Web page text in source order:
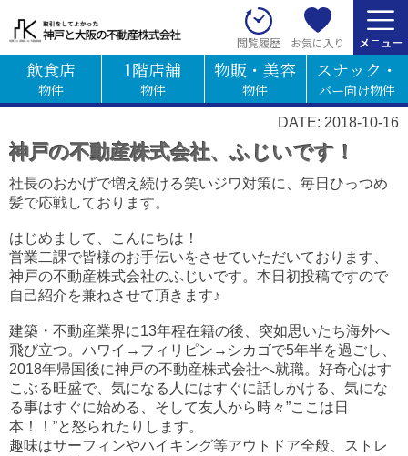
閲覧履歴 お気に入り
飲食店
物件
1階店舗
物件
物販・美容
物件
スナック・
バー向け物件
DATE: 2018-10-16
神戸の不動産株式会社、ふじいです！
社長のおかげで増え続ける笑いジワ対策に、毎日ひっつめ
髪で応戦しております。
はじめまして、こんにちは！
営業二課で皆様のお手伝いをさせていただいております、
神戸の不動産株式会社のふじいです。本日 初投稿ですので
自己紹介を兼ねさせて頂きます♪
建築・不動産業界に13年程在籍の後、突如思いたち海外へ
飛び立つ。 ハワイ→フィリピン→シカゴで5年半を過ごし、
2018年帰国後に神戸の不動産株式会社へ就職。 好奇心はす
こぶる旺盛で、気になる人にはすぐに話しかける、気にな
る事はすぐに始める、そして友人から時々”ここは日
本！！”と怒られたりします。
趣味はサーフィンやハイキング等アウトドア全般、ストレ